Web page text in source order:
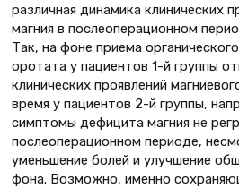
различная динамика клинических
магния в послеоперационном
Так, на фоне приема
оротата у пациентов 1-й группы
клинических проявлений
время у пациентов 2-й группы,
симптомы дефицита магния не
послеоперационном периоде,
уменьшение болей и улучшение
фона. Возможно, именно